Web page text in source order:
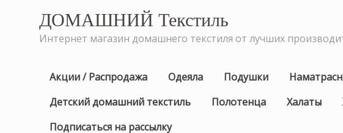
ДОМАШНИЙ Текстиль
Интернет магазин домашнего текстиля от лучших
Акции / Распродажа Одеяла Подушки
Детский домашний текстиль
Полотенца Халаты
Подписаться на рассылку